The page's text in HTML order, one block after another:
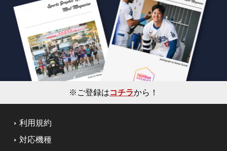
※ご登録はコチラから！
利用規約
対応機種